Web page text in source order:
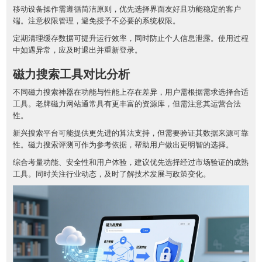
移动设备操作需遵循简洁原则，优先选择界面友好且功能稳定的客户
端。注意权限管理，避免授予不必要的系统权限。
定期清理缓存数据可提升运行效率，同时防止个人信息泄露。使用过程
中如遇异常，应及时退出并重新登录。
磁力搜索工具对比分析
不同磁力搜索神器在功能与性能上存在差异，用户需根据需求选择合适
工具。老牌磁力网站通常具有更丰富的资源库，但需注意其运营合法
性。
新兴搜索平台可能提供更先进的算法支持，但需要验证其数据来源可靠
性。磁力搜索评测可作为参考依据，帮助用户做出更明智的选择。
综合考量功能、安全性和用户体验，建议优先选择经过市场验证的成熟
工具。同时关注行业动态，及时了解技术发展与政策变化。